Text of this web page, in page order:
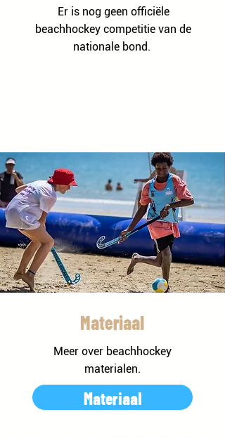
Er is nog geen officiële
beachhockey competitie van de
nationale bond.
Materiaal
Meer over beachhockey
materialen.
Materiaal